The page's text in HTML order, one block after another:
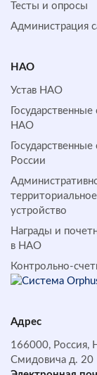
Тесты и опросы
Администрация
НАО
Устав НАО
НАО
России
территориальное
устройство
Награды и
в НАО
Контрольно-
Адрес
166000, Россия,
Смидовича д. 20